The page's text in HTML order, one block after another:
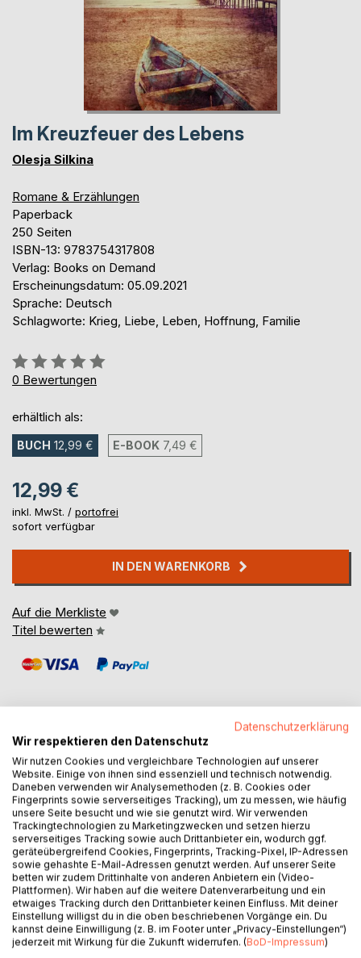
Im Kreuzfeuer des Lebens
Olesja Silkina
Romane & Erzählungen
Paperback
250 Seiten
ISBN-13: 9783754317808
Verlag: Books on Demand
Erscheinungsdatum: 05.09.2021
Sprache: Deutsch
Schlagworte: Krieg, Liebe, Leben, Hoffnung, Familie
Bewertung::
0%
0 Bewertungen
erhältlich als:
BUCH 12,99 € E-BOOK 7,49 €
12,99 €
inkl. MwSt. / portofrei
sofort verfügbar
IN DEN WARENKORB
Auf die Merkliste
Titel bewerten
BESCHREIBUNG
Meine Geschichte findet ihren Anfang in der Zeit des
zweiten Weltkrieges. Bereits als Kind durfte ich erfahren,
was es bedeutet, in ständiger Angst zu leben, meine
liebsten Menschen zu verlieren und Verantwortung für
meine kleine Schwester zu übernehmen. Es gab Zeiten, da
wusste ich nicht wie ich weiterleben soll und was ich tun
soll, um uns vor Hunger, den Tod oder sonstigen
beängstigenden Situationen zu schützen. Doch meine
Hoffnung auf bessere Zeiten hat mich immer geleitet,
durch die Tiefs und Hochs - eigentlich durch das ganze
Datenschutzerklärung
Wir respektieren den Datenschutz
Wir nutzen Cookies und vergleichbare Technologien auf unserer
Website. Einige von ihnen sind essenziell und technisch notwendig.
Daneben verwenden wir Analysemethoden (z. B. Cookies oder
Fingerprints sowie serverseitiges Tracking), um zu messen, wie häufig
unsere Seite besucht und wie sie genutzt wird. Wir verwenden
Trackingtechnologien zu Marketingzwecken und setzen hierzu
serverseitiges Tracking sowie auch Drittanbieter ein, wodurch ggf.
geräteübergreifend Cookies, Fingerprints, Tracking-Pixel, IP-Adressen
sowie gehashte E-Mail-Adressen genutzt werden. Auf unserer Seite
betten wir zudem Drittinhalte von anderen Anbietern ein (Video-
Plattformen). Wir haben auf die weitere Datenverarbeitung und ein
etwaiges Tracking durch den Drittanbieter keinen Einfluss. Mit deiner
Einstellung willigst du in die oben beschriebenen Vorgänge ein. Du
kannst deine Einwilligung (z. B. im Footer unter „Privacy-Einstellungen“)
jederzeit mit Wirkung für die Zukunft widerrufen. (BoD-Impressum)